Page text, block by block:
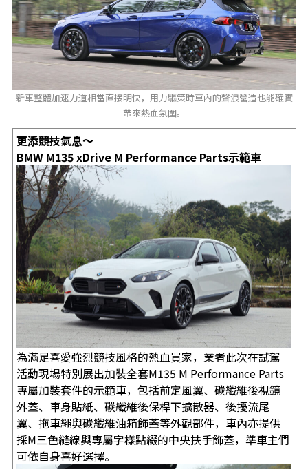
新車整體加速力道相當直接明快，用力驅策時車內的聲浪營造也能確實
帶來熱血氛圍。
更添競技氣息～
BMW M135 xDrive M Performance Parts示範車
為滿足喜愛強烈競技風格的熱血買家，業者此次在試駕
活動現場特別展出加裝全套M135 M Performance Parts
專屬加裝套件的示範車，包括前定風翼、碳纖維後視鏡
外蓋、車身貼紙、碳纖維後保桿下擴散器、後擾流尾
翼、拖車繩與碳纖維油箱飾蓋等外觀部件，車內亦提供
採M三色縫線與專屬字樣點綴的中央扶手飾蓋，準車主們
可依自身喜好選擇。